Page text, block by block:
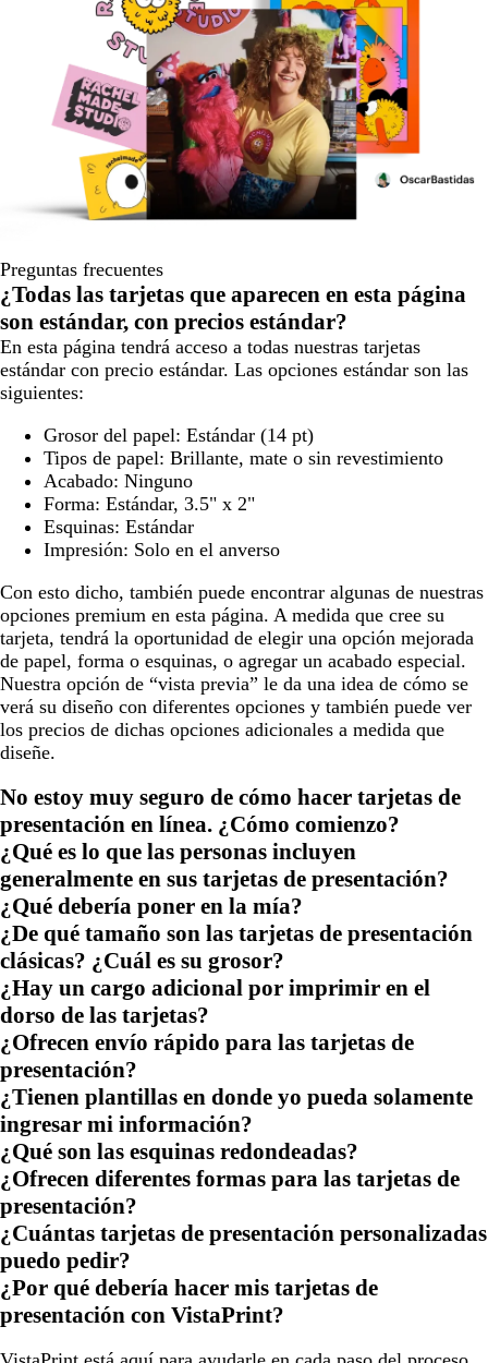
Preguntas frecuentes
¿Todas las tarjetas que aparecen en esta página
son estándar, con precios estándar?
En esta página tendrá acceso a todas nuestras tarjetas
estándar con precio estándar. Las opciones estándar son las
siguientes:
Grosor del papel: Estándar (14 pt)
Tipos de papel: Brillante, mate o sin revestimiento
Acabado: Ninguno
Forma: Estándar, 3.5" x 2"
Esquinas: Estándar
Impresión: Solo en el anverso
Con esto dicho, también puede encontrar algunas de nuestras
opciones premium en esta página. A medida que cree su
tarjeta, tendrá la oportunidad de elegir una opción mejorada
de papel, forma o esquinas, o agregar un acabado especial.
Nuestra opción de “vista previa” le da una idea de cómo se
verá su diseño con diferentes opciones y también puede ver
los precios de dichas opciones adicionales a medida que
diseñe.
No estoy muy seguro de cómo hacer tarjetas de
presentación en línea. ¿Cómo comienzo?
¿Qué es lo que las personas incluyen
generalmente en sus tarjetas de presentación?
¿Qué debería poner en la mía?
¿De qué tamaño son las tarjetas de presentación
clásicas? ¿Cuál es su grosor?
¿Hay un cargo adicional por imprimir en el
dorso de las tarjetas?
¿Ofrecen envío rápido para las tarjetas de
presentación?
¿Tienen plantillas en donde yo pueda solamente
ingresar mi información?
¿Qué son las esquinas redondeadas?
¿Ofrecen diferentes formas para las tarjetas de
presentación?
¿Cuántas tarjetas de presentación personalizadas
puedo pedir?
¿Por qué debería hacer mis tarjetas de
presentación con VistaPrint?